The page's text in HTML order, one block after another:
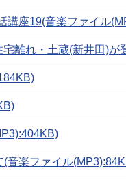
講座19(音楽ファイル
離れ・土蔵(新井田)
音楽ファイル